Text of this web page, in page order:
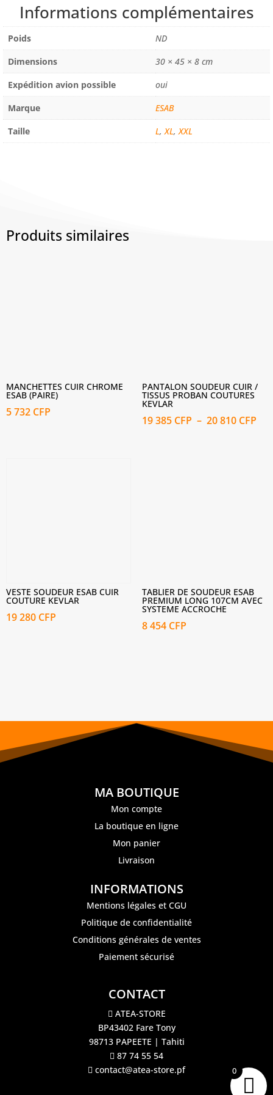
TISSUS
IGNIFUGE
ZIP
METAL
Informations complémentaires
Poids
ND
Dimensions
30 × 45 × 8 cm
Expédition avion possible
oui
Marque
ESAB
Taille
L,XL,XXL
Produits similaires
MANCHETTES CUIR CHROME
ESAB (PAIRE)
5 732 CFP
PANTALON SOUDEUR CUIR /
TISSUS PROBAN COUTURES
KEVLAR
19 385 CFP – 20 810 CFP
VESTE SOUDEUR ESAB CUIR
COUTURE KEVLAR
19 280 CFP
TABLIER DE SOUDEUR ESAB
PREMIUM LONG 107CM AVEC
SYSTEME ACCROCHE
8 454 CFP
MA BOUTIQUE
Mon compte
La boutique en ligne
Mon panier
Livraison
INFORMATIONS
Mentions légales et CGU
Politique de confidentialité
Conditions générales de ventes
Paiement sécurisé
CONTACT
ATEA-STORE
BP43402 Fare Tony
98713 PAPEETE | Tahiti
87 74 55 54
contact@atea-store.pf
0